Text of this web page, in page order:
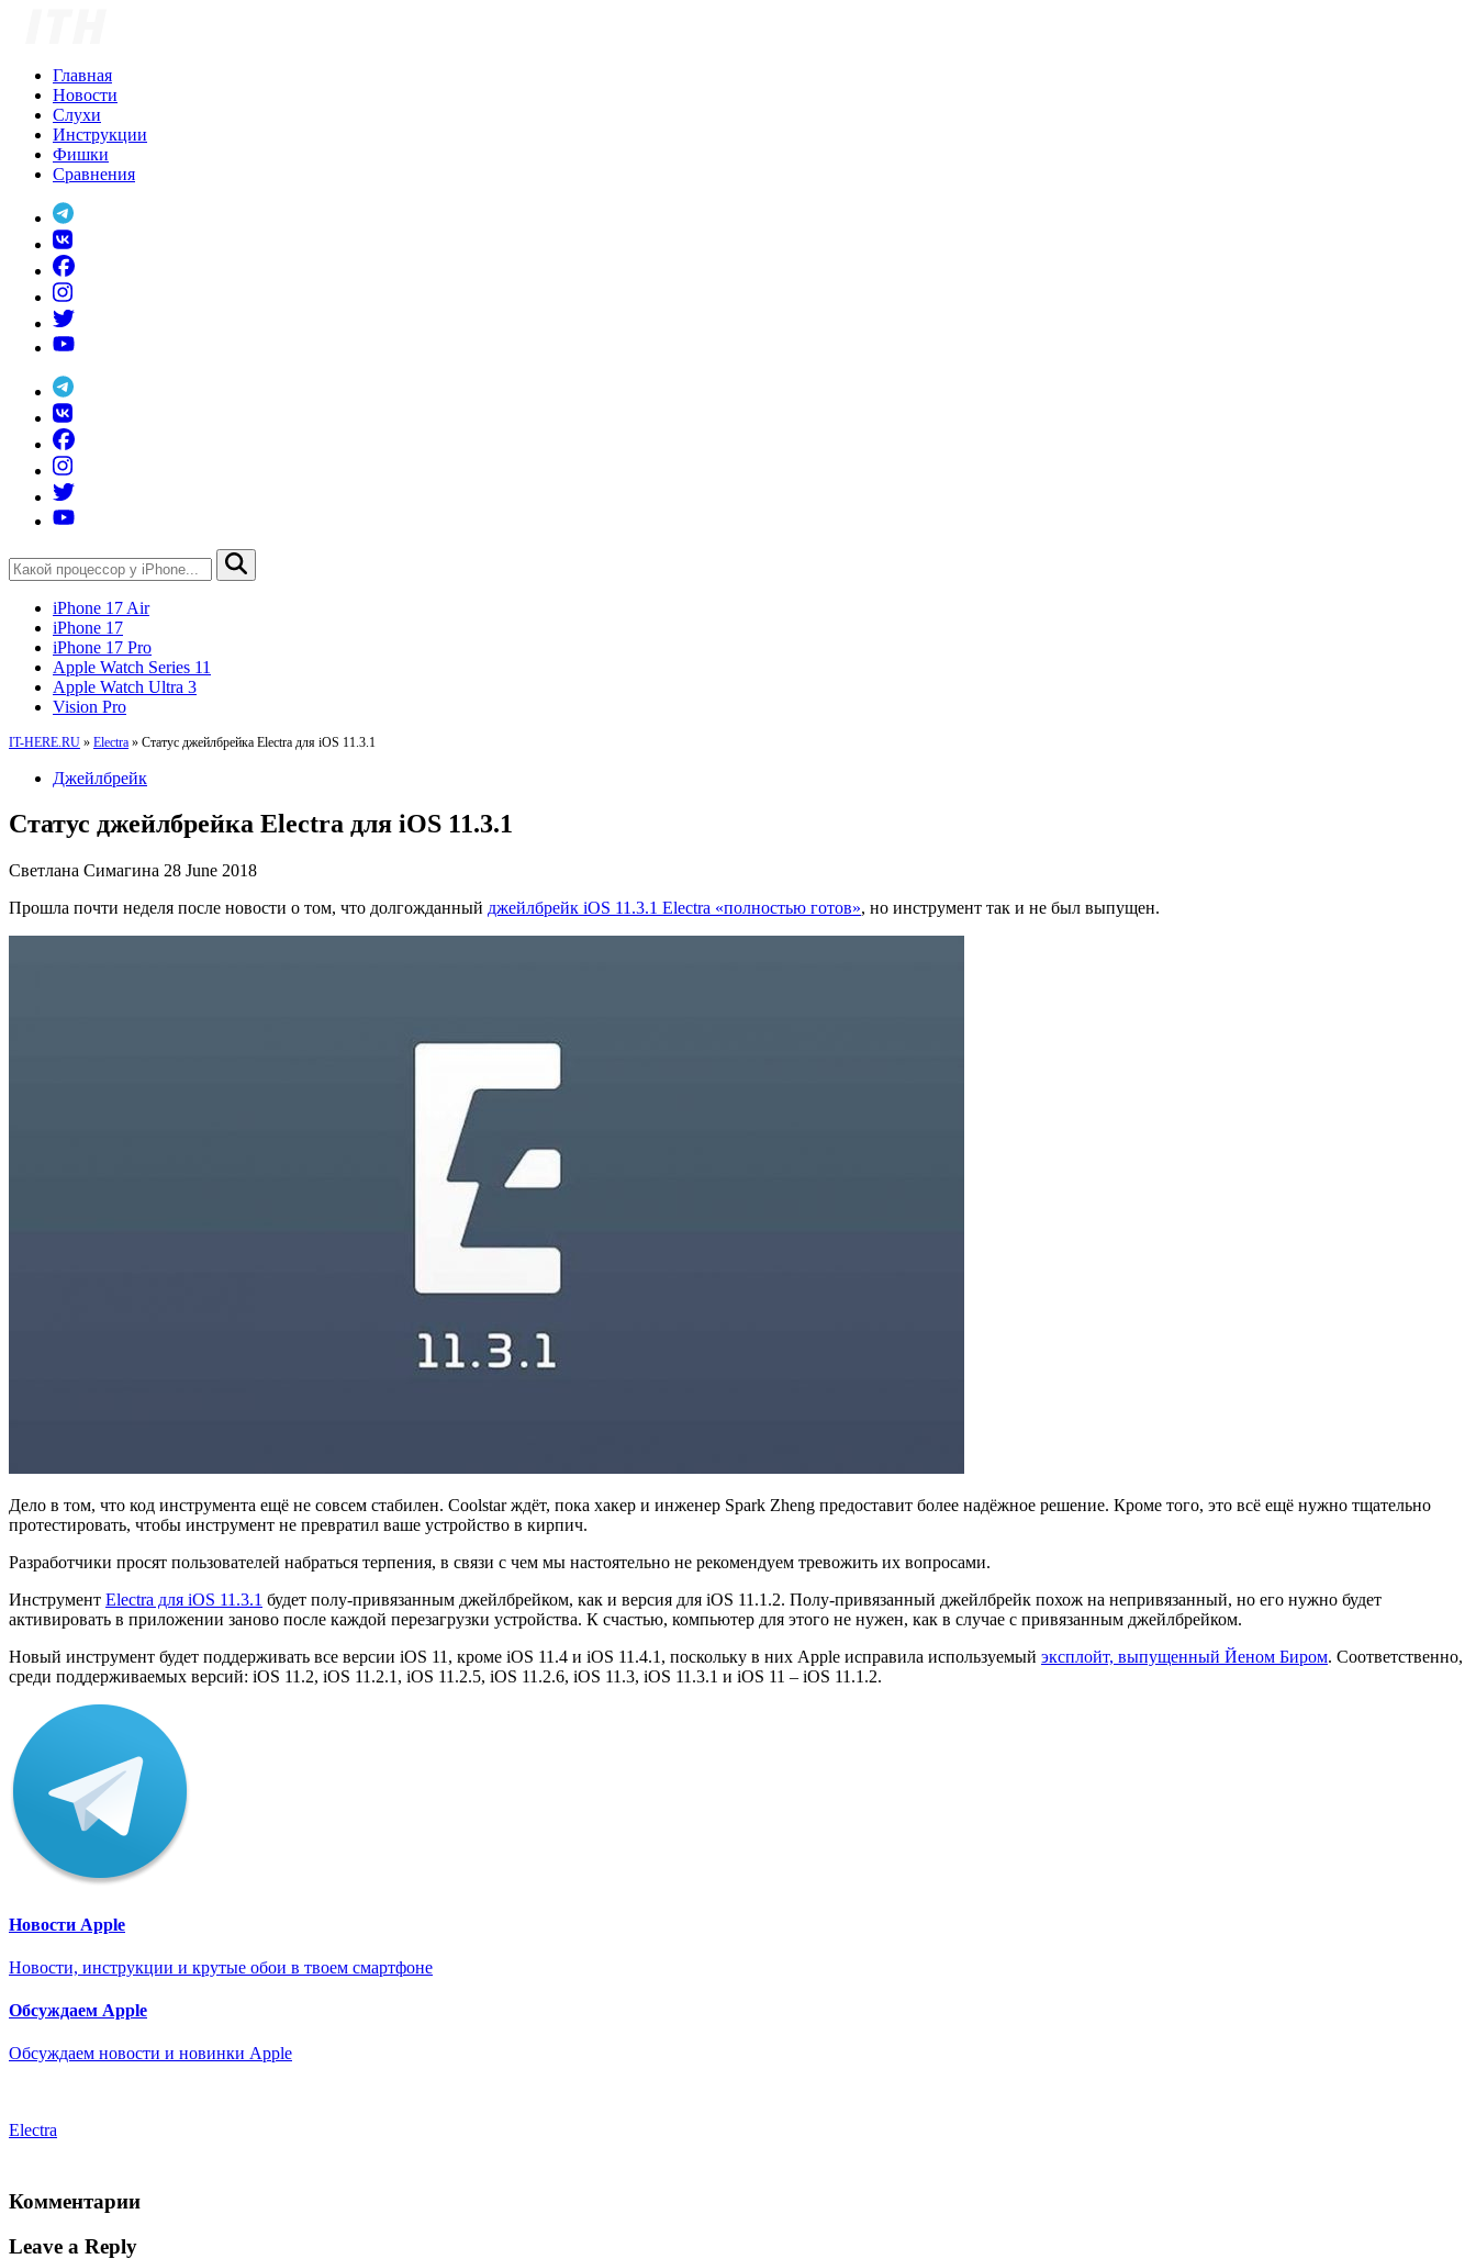
Главная
Новости
Слухи
Инструкции
Фишки
Сравнения
iPhone 17 Air
iPhone 17
iPhone 17 Pro
Apple Watch Series 11
Apple Watch Ultra 3
Vision Pro
IT-HERE.RU » Electra » Статус джейлбрейка Electra для iOS 11.3.1
Джейлбрейк
Статус джейлбрейка Electra для iOS 11.3.1
Светлана Симагина 28 June 2018
Прошла почти неделя после новости о том, что долгожданный джейлбрейк iOS 11.3.1 Electra «полностью готов», но инструмент так и не был выпущен.
Дело в том, что код инструмента ещё не совсем стабилен. Coolstar ждёт, пока хакер и инженер Spark Zheng предоставит более надёжное решение. Кроме того, это всё ещё нужно тщательно
протестировать, чтобы инструмент не превратил ваше устройство в кирпич.
Разработчики просят пользователей набраться терпения, в связи с чем мы настоятельно не рекомендуем тревожить их вопросами.
Инструмент Electra для iOS 11.3.1 будет полу-привязанным джейлбрейком, как и версия для iOS 11.1.2. Полу-привязанный джейлбрейк похож на непривязанный, но его нужно будет
активировать в приложении заново после каждой перезагрузки устройства. К счастью, компьютер для этого не нужен, как в случае с привязанным джейлбрейком.
Новый инструмент будет поддерживать все версии iOS 11, кроме iOS 11.4 и iOS 11.4.1, поскольку в них Apple исправила используемый эксплойт, выпущенный Йеном Биром. Соответственно,
среди поддерживаемых версий: iOS 11.2, iOS 11.2.1, iOS 11.2.5, iOS 11.2.6, iOS 11.3, iOS 11.3.1 и iOS 11 – iOS 11.1.2.
Новости Apple
Новости, инструкции и крутые обои в твоем смартфоне
Обсуждаем Apple
Обсуждаем новости и новинки Apple
Electra
Комментарии
Leave a Reply